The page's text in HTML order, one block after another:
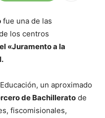
fue una de las
los centros
«Juramento a la
un aproximado
de Bachillerato de
fiscomisionales,